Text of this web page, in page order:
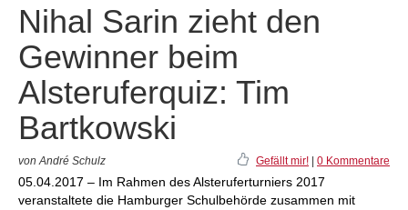
Nihal Sarin zieht den
Gewinner beim
Alsteruferquiz: Tim
Bartkowski
von André Schulz Gefällt mir! 0 Kommentare
05.04.2017 – Im Rahmen des Alsteruferturniers 2017
veranstaltete die Hamburger Schulbehörde zusammen mit